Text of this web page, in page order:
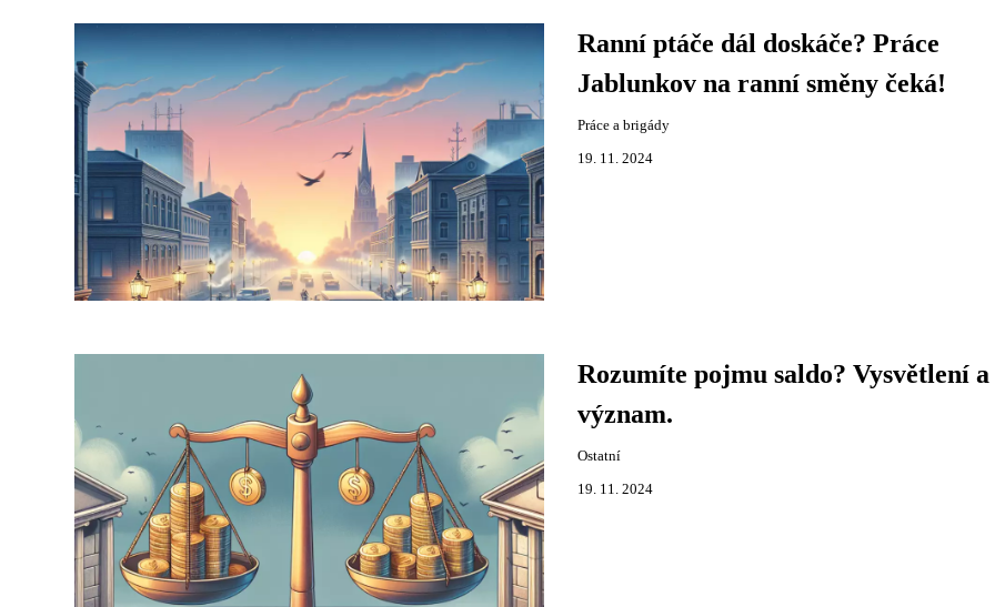
Ranní ptáče dál doskáče? Práce
Jablunkov na ranní směny čeká!
Práce a brigády
19. 11. 2024
Rozumíte pojmu saldo? Vysvětlení
význam.
Ostatní
19. 11. 2024